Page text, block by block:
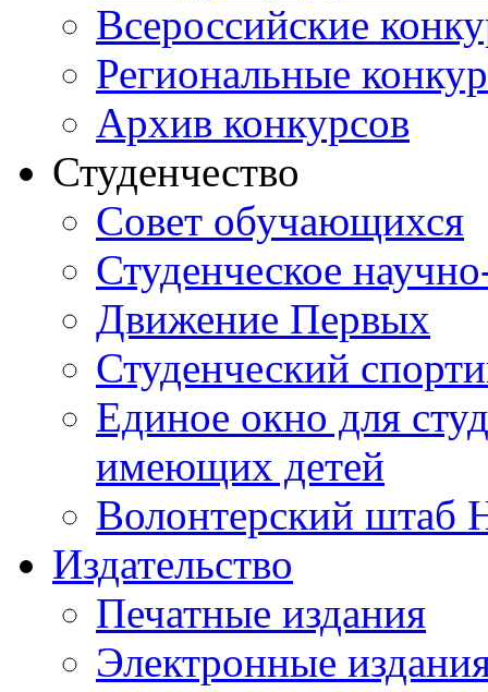
Всероссийские
Региональные
Архив конкурсов
Студенчество
Совет обучающихся
Студенческое
Движение Первых
Студенческий
Единое окно для
имеющих детей
Волонтерский штаб
Издательство
Печатные издания
Электронные